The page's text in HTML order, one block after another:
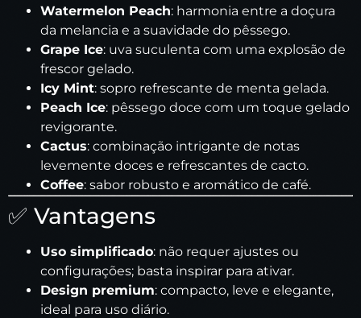
Watermelon Peach: harmonia entre a doçura
da melancia e a suavidade do pêssego.
Grape Ice: uva suculenta com uma explosão de
frescor gelado.
Icy Mint: sopro refrescante de menta gelada.
Peach Ice: pêssego doce com um toque gelado
revigorante.
Cactus: combinação intrigante de notas
levemente doces e refrescantes de cacto.
Coffee: sabor robusto e aromático de café.
✅ Vantagens
Uso simplificado: não requer ajustes ou
configurações; basta inspirar para ativar.
Design premium: compacto, leve e elegante,
ideal para uso diário.